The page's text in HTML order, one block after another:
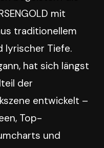
mit
traditionellem
lyrischer Tiefe.
hat sich längst
der
entwickelt –
Top-
und